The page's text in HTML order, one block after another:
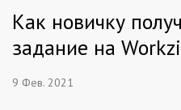
Кейсы
Как новичку
задание на
9 Фев. 2021